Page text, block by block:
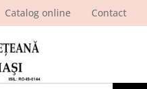
Catalog online Contact